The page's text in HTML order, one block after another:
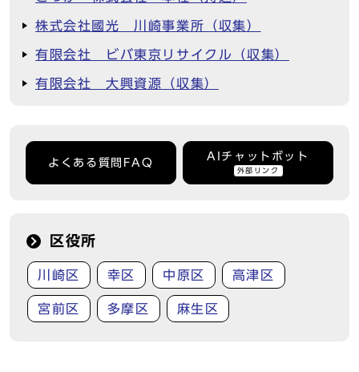
株式会社國光 川崎事業所（収集）
有限会社 ビバ東京リサイクル（収集）
有限会社 大興資源（収集）
よくある質問FAQ
AIチャットボット
外部リンク
区役所
川崎区 幸区 中原区 高津区
宮前区 多摩区 麻生区